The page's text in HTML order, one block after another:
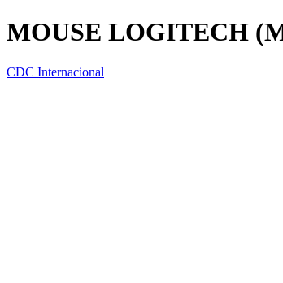
MOUSE LOGITECH
CDC Internacional